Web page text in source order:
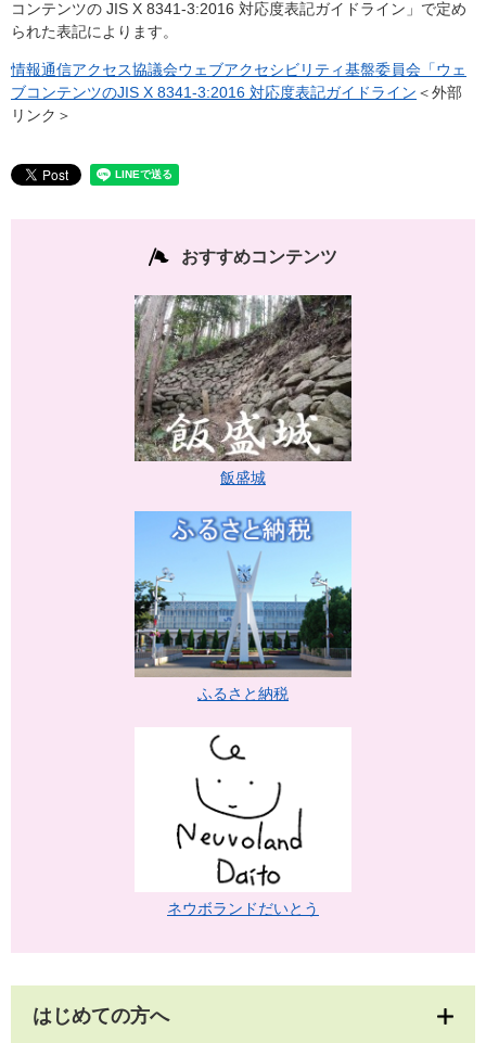
コンテンツの JIS X 8341-3:2016 対応度表記ガイドライン」で定め
られた表記によります。
情報通信アクセス協議会ウェブアクセシビリティ基盤委員会「ウェ
ブコンテンツのJIS X 8341-3:2016 対応度表記ガイドライン ＜外部
リンク＞
おすすめコンテンツ
飯盛城
ふるさと納税
ネウボランドだいとう
はじめての方へ